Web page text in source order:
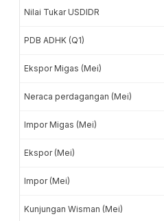
Nilai Tukar USDIDR
PDB ADHK (Q1)
Ekspor Migas (Mei)
Neraca perdagangan (Mei)
Impor Migas (Mei)
Ekspor (Mei)
Impor (Mei)
Kunjungan Wisman (Mei)